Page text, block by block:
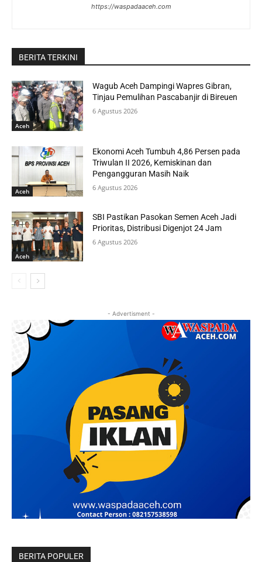
https://waspadaaceh.com
BERITA TERKINI
Aceh
Wagub Aceh Dampingi Wapres Gibran,
Tinjau Pemulihan Pascabanjir di Bireuen
6 Agustus 2026
Aceh
Ekonomi Aceh Tumbuh 4,86 Persen pada
Triwulan II 2026, Kemiskinan dan
Pengangguran Masih Naik
6 Agustus 2026
Aceh
SBI Pastikan Pasokan Semen Aceh Jadi
Prioritas, Distribusi Digenjot 24 Jam
6 Agustus 2026
- Advertisment -
BERITA POPULER